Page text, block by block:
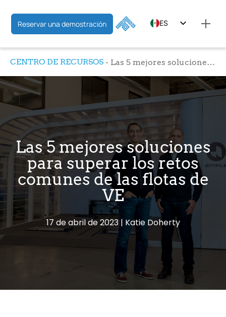
Reservar una demostración ES
FR
CENTRO DE RECURSOS Las 5 mejores soluciones para superar los retos comunes de las flotas de VE
Las 5 mejores soluciones
para superar los retos
comunes de las flotas de
VE
17 de abril de 2023 Katie Doherty